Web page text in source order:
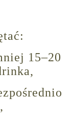
15–20